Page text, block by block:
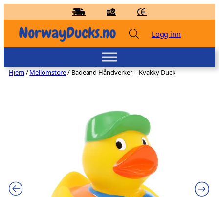
Badeand Golfspiller – Kvakky Duck
139,00
til
innhold
Logg inn
Hjem/Mellomstore/ Badeand Håndverker – Kvakky Duck